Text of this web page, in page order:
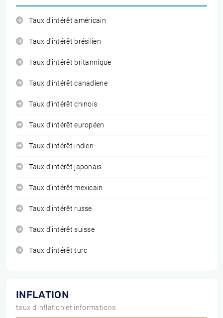
Taux d'intérêt américain
Taux d'intérêt brésilien
Taux d'intérêt britannique
Taux d'intérêt canadiene
Taux d'intérêt chinois
Taux d'intérêt européen
Taux d'intérêt indien
Taux d'intérêt japonais
Taux d'intérêt mexicain
Taux d'intérêt russe
Taux d'intérêt suisse
Taux d'intérêt turc
INFLATION
taux d'inflation et informations